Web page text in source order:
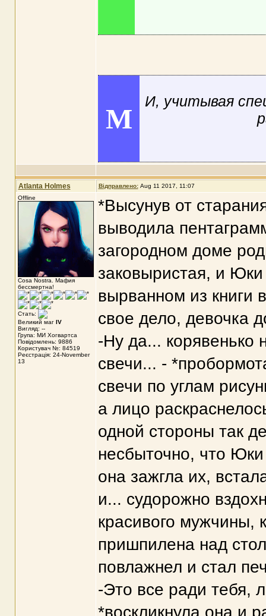
M
И, учитывая
Atlanta Holmes Відправлено: Aug 11 2017, 11:07
Offline
Cosa Nostra. Мафия
бессмертна!
Стать:
Великий маг IV
Вигляд: --
Група: МИ Хогвартса
Повідомлень: 9886
Користувач №: 84519
Реєстрація: 24-November
13
*Высунув от
выводила
загородном доме
заковыристая, и
вырванном из книги
свое дело, девочка
-Ну да... корявенько
свечи... -
свечи по углам
а лицо
одной стороны так
несбыточно, что
она зажгла их,
и... судорожно
красивого мужчины,
пришпилена над
повлажнел и стал
-Это все ради тебя,
*воскликнула она и